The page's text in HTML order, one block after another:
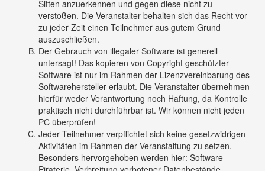
Sitten anzuerkennen und gegen diese nicht zu
verstoßen. Die Veranstalter behalten sich das Recht vor
zu jeder Zeit einen Teilnehmer aus gutem Grund
auszuschließen.
Der Gebrauch von illegaler Software ist generell
untersagt! Das kopieren von Copyright geschützter
Software ist nur im Rahmen der Lizenzvereinbarung des
Softwarehersteller erlaubt. Die Veranstalter übernehmen
hierfür weder Verantwortung noch Haftung, da Kontrolle
praktisch nicht durchführbar ist. Wir können nicht jeden
PC überprüfen!
Jeder Teilnehmer verpflichtet sich keine gesetzwidrigen
Aktivitäten im Rahmen der Veranstaltung zu setzen.
Besonders hervorgehoben werden hier: Software